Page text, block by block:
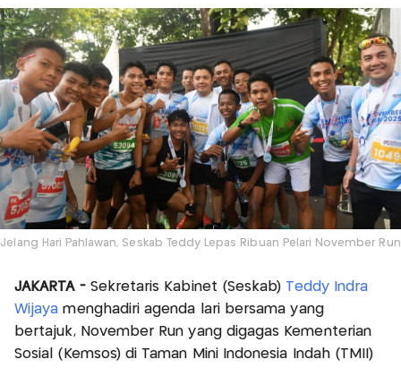
Jelang Hari Pahlawan, Seskab Teddy Lepas Ribuan Pelari November Run
JAKARTA - Sekretaris Kabinet (Seskab) Teddy Indra
Wijaya menghadiri agenda lari bersama yang
bertajuk, November Run yang digagas Kementerian
Sosial (Kemsos) di Taman Mini Indonesia Indah (TMII)